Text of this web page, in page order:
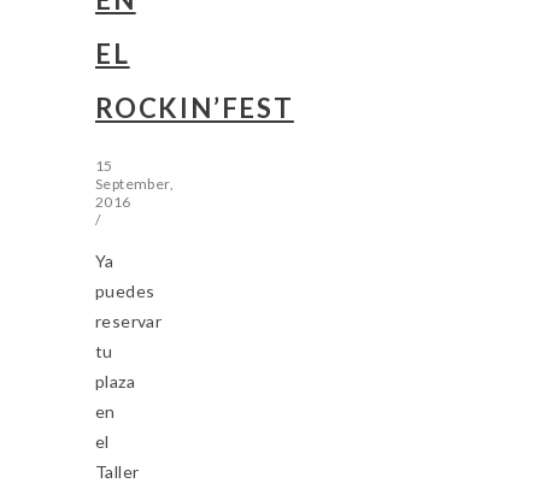
EL
ROCKIN’FEST
15
September,
2016
/
Ya
puedes
reservar
tu
plaza
en
el
Taller